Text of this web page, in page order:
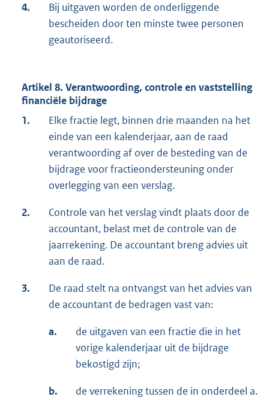
4.
Bij uitgaven worden de onderliggende
bescheiden door ten minste twee personen
geautoriseerd.
Artikel 8. Verantwoording, controle en vaststelling
financiële bijdrage
1.
Elke fractie legt, binnen drie maanden na het
einde van een kalenderjaar, aan de raad
verantwoording af over de besteding van de
bijdrage voor fractieondersteuning onder
overlegging van een verslag.
2.
Controle van het verslag vindt plaats door de
accountant, belast met de controle van de
jaarrekening. De accountant breng advies uit
aan de raad.
3.
De raad stelt na ontvangst van het advies van
de accountant de bedragen vast van:
a.
de uitgaven van een fractie die in het
vorige kalenderjaar uit de bijdrage
bekostigd zijn;
b.
de verrekening tussen de in onderdeel a.